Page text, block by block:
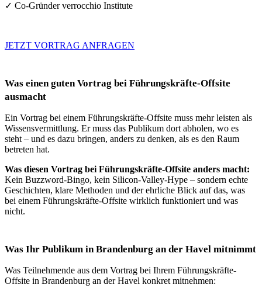
✓ Co-Gründer verrocchio Institute
JETZT VORTRAG ANFRAGEN
Was einen guten Vortrag bei Führungskräfte-Offsite
ausmacht
Ein Vortrag bei einem Führungskräfte-Offsite muss mehr leisten als
Wissensvermittlung. Er muss das Publikum dort abholen, wo es
steht – und es dazu bringen, anders zu denken, als es den Raum
betreten hat.
Was diesen Vortrag bei Führungskräfte-Offsite anders macht:
Kein Buzzword-Bingo, kein Silicon-Valley-Hype – sondern echte
Geschichten, klare Methoden und der ehrliche Blick auf das, was
bei einem Führungskräfte-Offsite wirklich funktioniert und was
nicht.
Was Ihr Publikum in Brandenburg an der Havel mitnimmt
Was Teilnehmende aus dem Vortrag bei Ihrem Führungskräfte-
Offsite in Brandenburg an der Havel konkret mitnehmen: